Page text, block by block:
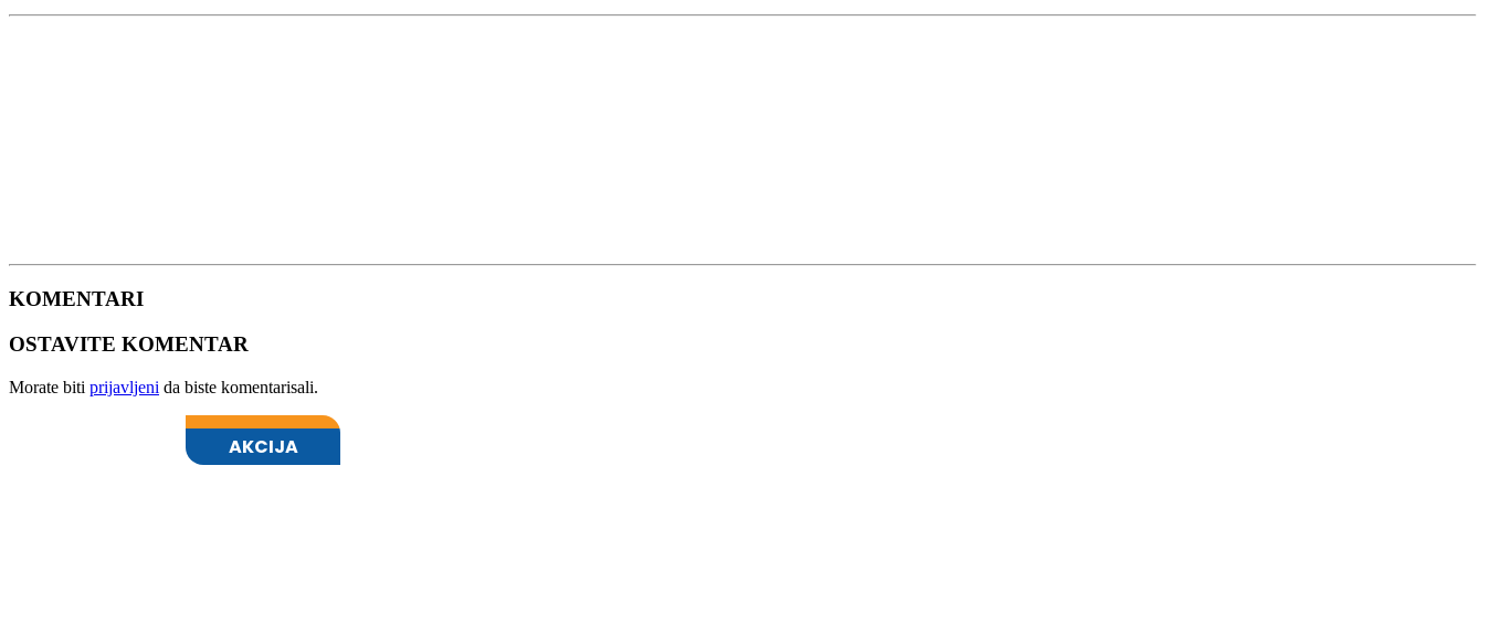
KOMENTARI
OSTAVITE KOMENTAR
Morate biti prijavljeni da biste komentarisali.